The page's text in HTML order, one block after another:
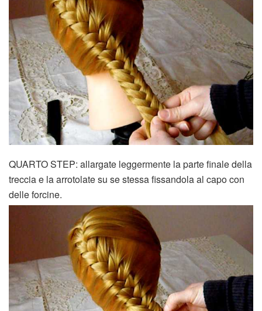
QUARTO STEP: allargate leggermente la parte finale della
treccia e la arrotolate su se stessa fissandola al capo con
delle forcine.